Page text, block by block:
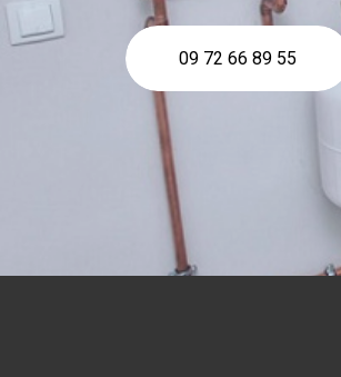
09 72 66 89 55